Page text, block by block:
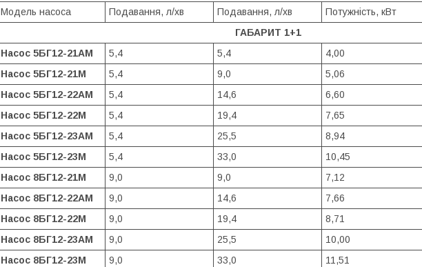
Модель насоса Подавання, л/хв Подавання, л/хв Потужність, кВт
ГАБАРИТ 1+1
Насос 5БГ12-21АМ
5,4 5,4 4,00
Насос 5БГ12-21М 5,4 9,0
5,06
Насос 5БГ12-22АМ
5,4 14,6
6,60
Насос 5БГ12-22М
5,4 19,4
7,65
Насос 5БГ12-23АМ
5,4 25,5
8,94
Насос 5БГ12-23М
5,4 33,0
10,45
Насос 8БГ12-21М
9,0 9,0
7,12
Насос 8БГ12-22АМ
9,0 14,6
7,66
Насос 8БГ12-22М
9,0 19,4
8,71
Насос 8БГ12-23АМ
9,0 25,5
10,00
Насос 8БГ12-23М
9,0 33,0
11,51